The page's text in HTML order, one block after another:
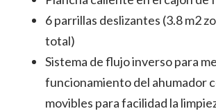
6 parrillas deslizantes (3.8 m2
total)
Sistema de flujo inverso para
funcionamiento del ahumador
movibles para facilidad la